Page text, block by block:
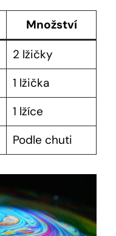
Množství
2 ⁣lžičky
1 lžička
1 lžíce
Podle chuti